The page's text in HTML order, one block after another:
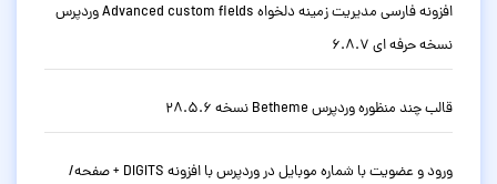
افزونه فارسی مدیریت زمینه دلخواه Advanced custom fields وردپرس
نسخه حرفه ای 6.8.7
قالب چند منظوره وردپرس Betheme نسخه 28.5.6
ورود و عضویت با شماره موبایل در وردپرس با افزونه DIGITS + صفحه/